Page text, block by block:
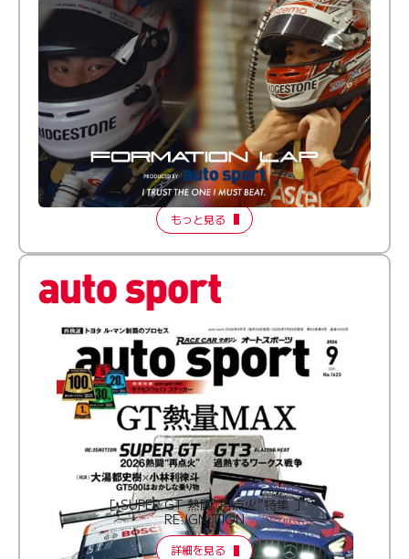
倒す相手を、信じてる。小林利徠斗 × 野村勇斗
【FORMATION LAP Produced by auto sport】
2026 Episode 2
もっと見る
［ SUPER GT 熱闘“再点火”特集 ］
RE:IGNITION
詳細を見る